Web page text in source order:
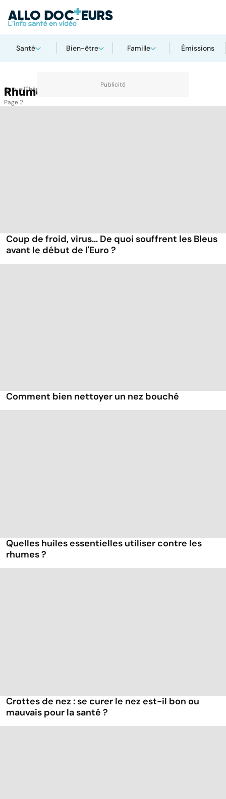
Santé Bien-être Famille Émissions
AccueilThématiques
Rhume
Page 2
Coup de froid, virus... De quoi souffrent les Bleus
avant le début de l'Euro ?
Comment bien nettoyer un nez bouché
Quelles huiles essentielles utiliser contre les
rhumes ?
Crottes de nez : se curer le nez est-il bon ou
mauvais pour la santé ?